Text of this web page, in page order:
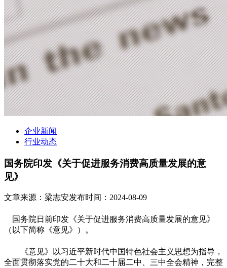
企业新闻
行业动态
国务院印发《关于促进服务消费高质量发展的意
见》
文章来源：梁志安发布时间：2024-08-09
国务院日前印发《关于促进服务消费高质量发展的意见》
（以下简称《意见》）。
《意见》以习近平新时代中国特色社会主义思想为指导，
全面贯彻落实党的二十大和二十届二中、三中全会精神，完整